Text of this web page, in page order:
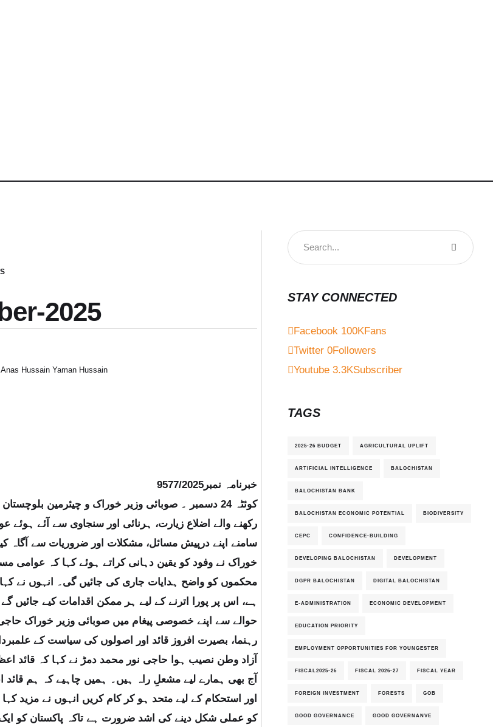
2025
Anas Hussain Yaman Hussain
خبرنامہ نمبر9577/2025
کوئٹہ 24 دسمبر ۔ صوبائی وزیر خوراک و چیئرمین
رکھنے والے اضلاع زیارت، ہرنائی اور سنجاوی سے آئے
سامنے اپنے درپیش مسائل، مشکلات اور ضروریات سے آگاہ
خوراک نے وفود کو یقین دہانی کراتے ہوئے کہا کہ عوامی
محکموں کو واضح ہدایات جاری کی جائیں گی۔ انہوں نے
حوالے سے اپنے خصوصی پیغام میں صوبائی وزیر خوراک
رہنما، بصیرت افروز قائد اور اصولوں کی سیاست کے
آزاد وطن نصیب ہوا حاجی نور محمد دمڑ نے کہا کہ قائد
آج بھی ہمارے لیے مشعلِ راہ ہیں۔ ہمیں چاہیے کہ ہم
اور استحکام کے لیے متحد ہو کر کام کریں انہوں نے مزید
کو عملی شکل دینے کی اشد ضرورت ہے تاکہ پاکستان کو
STAY CONNECTED
Facebook 100KFans
Twitter 0Followers
Youtube 3.3KSubscriber
TAGS
2025-26 BUDGET AGRICULTURAL UPLIFT
ARTIFICIAL INTELLIGENCE BALOCHISTAN
BALOCHISTAN BANK
BALOCHISTAN ECONOMIC POTENTIAL BIODIVERSITY
CEPC CONFIDENCE-BUILDING
DEVELOPING BALOCHISTAN DEVELOPMENT
DGPR BALOCHISTAN DIGITAL BALOCHISTAN
E-ADMINISTRATION ECONOMIC DEVELOPMENT
EDUCATION PRIORITY
EMPLOYMENT OPPORTUNITIES FOR YOUNGESTER
FISCAL2025-26 FISCAL 2026-27 FISCAL YEAR
FOREIGN INVESTMENT FORESTS GOB
GOOD GOVERNANCE GOOD GOVERNANVE